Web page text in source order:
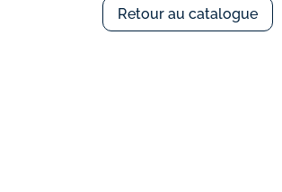
Retour au catalogue